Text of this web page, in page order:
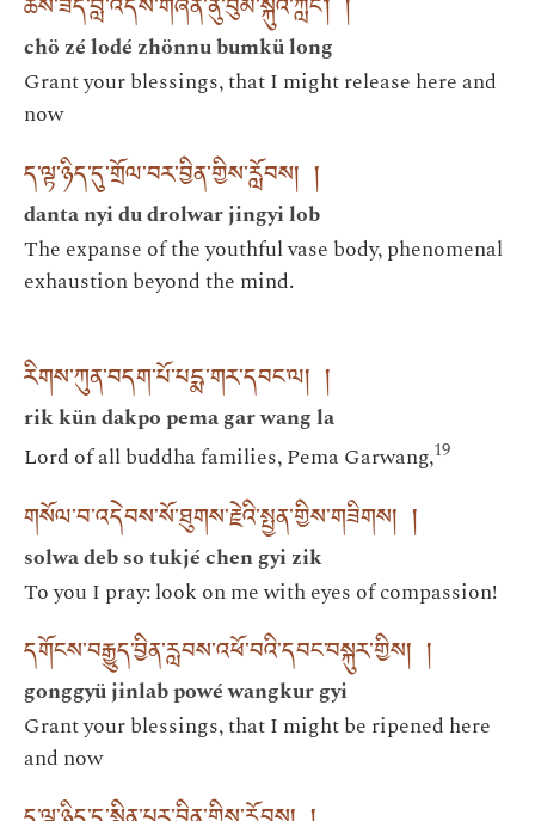
ཆོས་ཟད་བློ་འདས་གཞོན་ནུ་བུམ་སྐུའི་ཀློང་། །
chö zé lodé zhönnu bumkü long
Grant your blessings, that I might release here and
now
ད་ལྟ་ཉིད་དུ་གྲོལ་བར་བྱིན་གྱིས་རློབས། །
danta nyi du drolwar jingyi lob
The expanse of the youthful vase body, phenomenal
exhaustion beyond the mind.
རིགས་ཀུན་བདག་པོ་པདྨ་གར་དབང་ལ། །
rik kün dakpo pema gar wang la
Lord of all buddha families, Pema Garwang,19
གསོལ་བ་འདེབས་སོ་ཐུགས་རྗེའི་སྤྱན་གྱིས་གཟིགས། །
solwa deb so tukjé chen gyi zik
To you I pray: look on me with eyes of compassion!
དགོངས་བརྒྱུད་བྱིན་རླབས་འཕོ་བའི་དབང་བསྐུར་གྱིས། །
gonggyü jinlab powé wangkur gyi
Grant your blessings, that I might be ripened here
and now